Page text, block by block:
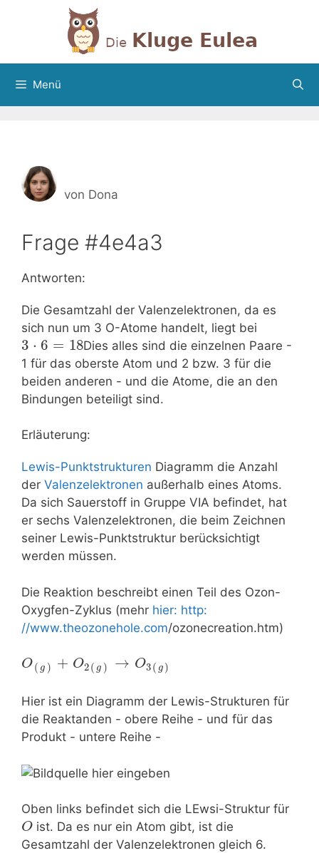
Menü
von Dona
Frage #4e4a3
Antworten:
Die Gesamtzahl der Valenzelektronen, da es
sich nun um 3 O-Atome handelt, liegt bei
3 ⋅ 6 = 18Dies alles sind die einzelnen Paare -
1 für das oberste Atom und 2 bzw. 3 für die
beiden anderen - und die Atome, die an den
Bindungen beteiligt sind.
Erläuterung:
Lewis-Punktstrukturen Diagramm die Anzahl
der Valenzelektronen außerhalb eines Atoms.
Da sich Sauerstoff in Gruppe VIA befindet, hat
er sechs Valenzelektronen, die beim Zeichnen
seiner Lewis-Punktstruktur berücksichtigt
werden müssen.
Die Reaktion beschreibt einen Teil des Ozon-
Oxygfen-Zyklus (mehr hier: http:
//www.theozonehole.com/ozonecreation.htm)
O( g ) + O2( g ) → O3( g )
Hier ist ein Diagramm der Lewis-Strukturen für
die Reaktanden - obere Reihe - und für das
Produkt - untere Reihe -
Oben links befindet sich die LEwsi-Struktur für
O ist. Da es nur ein Atom gibt, ist die
Gesamtzahl der Valenzelektronen gleich 6.